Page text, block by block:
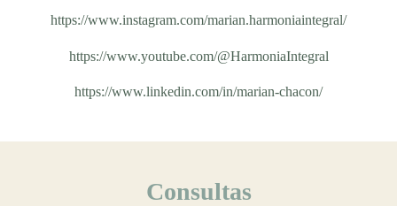
https://www.instagram.com/marian.harmoniaintegral/
https://www.youtube.com/@HarmoniaIntegral
https://www.linkedin.com/in/marian-chacon/
Consultas